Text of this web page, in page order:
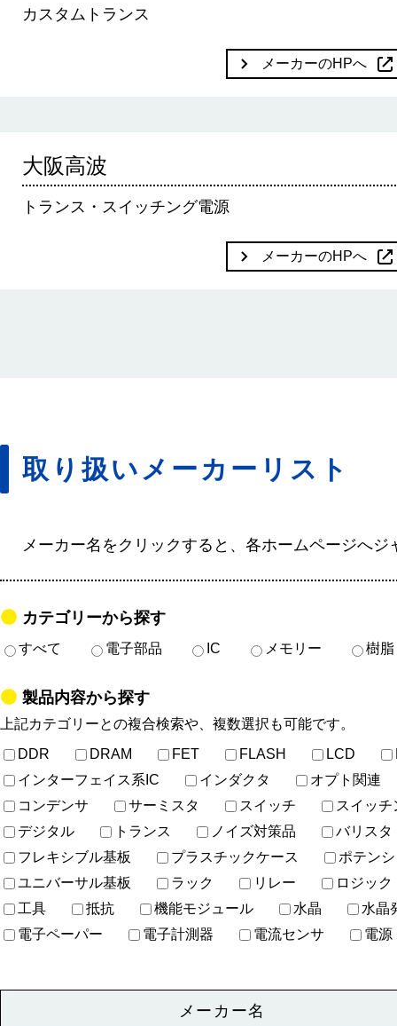
カスタムトランス
メーカーのHPへ
大阪高波
トランス・スイッチング電源
メーカーのHPへ
取り扱いメーカーリスト
メーカー名をクリックすると、各ホームページへジ
カテゴリーから探す
すべて 電子部品 IC メモリー 樹脂
製品内容から探す
上記カテゴリーとの複合検索や、複数選択も可能です。
DDR
DRAM FET FLASH LCD
インターフェイス系IC
インダクタ
オプト関連
コンデンサ
サーミスタ スイッチ
スイッチ
デジタル
トランス ノイズ対策品
バリスタ
フレキシブル基板
プラスチックケース
ポテン
ユニバーサル基板
ラック リレー
ロジック
工具
抵抗 機能モジュール 水晶
水晶
電子ペーパー
電子計測器 電流センサ 電源
メーカー名